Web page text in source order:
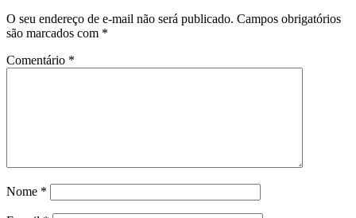
O seu endereço de e-mail não será publicado. Campos obrigatórios
são marcados com *
Comentário *
Nome *